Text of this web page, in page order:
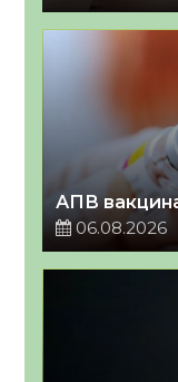
АПВ
06.08.2026